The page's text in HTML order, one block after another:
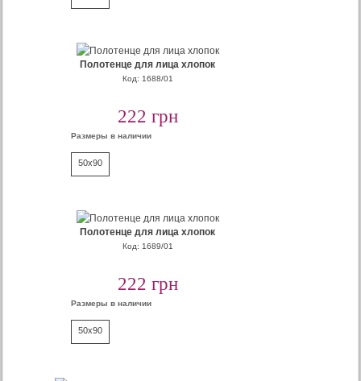
Полотенце для лица хлопок
Код: 1688/01
222 грн
Размеры в наличии
50x90
Полотенце для лица хлопок
Код: 1689/01
222 грн
Размеры в наличии
50x90